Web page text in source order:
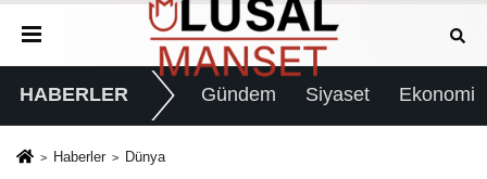
HABERLER Gündem Siyaset Ekonomi
Haberler Dünya